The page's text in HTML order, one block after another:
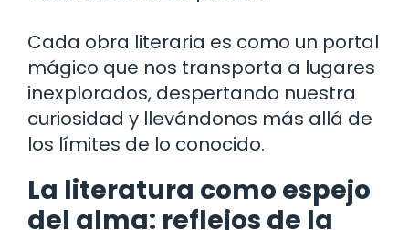
Cada obra literaria es como un portal
mágico que nos transporta a lugares
inexplorados, despertando nuestra
curiosidad y llevándonos más allá de
los límites de lo conocido.
La literatura como espejo
del alma: reflejos de la